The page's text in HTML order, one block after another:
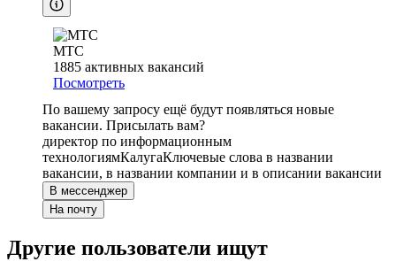
МТС
1885 активных вакансий
Посмотреть
По вашему запросу ещё будут появляться новые
вакансии. Присылать вам?
директор по информационным
технологиямКалугаКлючевые слова в названии
вакансии, в названии компании и в описании вакансии
В мессенджер
На почту
Другие пользователи ищут